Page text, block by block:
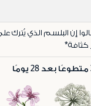
إن البلسم الذي يُترك